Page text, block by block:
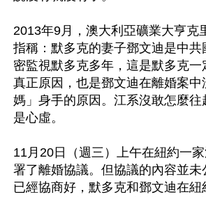
2013年9月，澳大利亞礦業大亨克
指稱：默多克的妻子鄧文迪是中
密監視默多克多年，這是默多克一
真正原因，也是鄧文迪在離婚案中
媽」身手的原因。江系沒敢怎麼往
是心虛。
11月20日（週三）上午在紐約一
署了離婚協議。但協議的內容並
已經協商好，默多克和鄧文迪在